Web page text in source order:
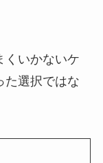
くいかないケ
た選択ではな